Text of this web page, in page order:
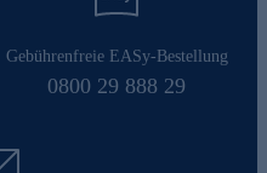
Gebührenfreie EASy-Bestellung
0800 29 888 29